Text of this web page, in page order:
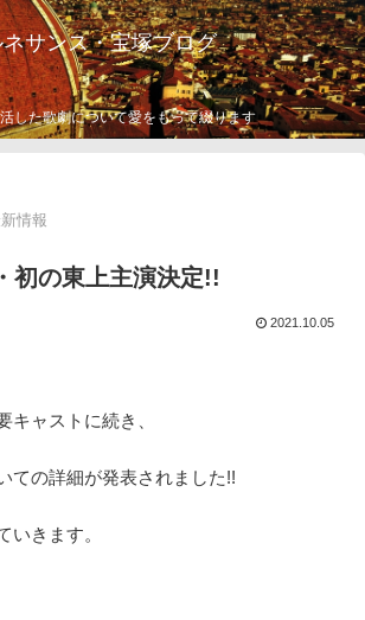
サンス・宝塚ブログ
した歌劇について愛をもって綴ります
情報
初の東上主演決定!!
2021.10.05
キャストに続き、
ての詳細が発表されました!!
いきます。